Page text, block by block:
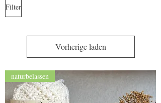
Filter
Vorherige laden
naturbelassen